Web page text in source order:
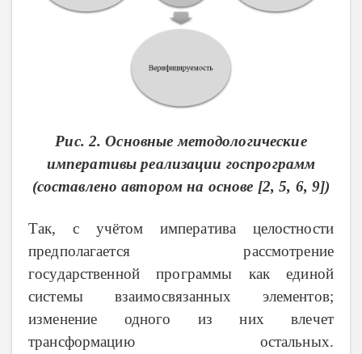
Рис. 2. Основные методологические
императивы реализации госпрограмм
(составлено автором на основе [2, 5, 6, 9])
Так, с учётом императива целостности
предполагается рассмотрение
государственной программы как единой
системы взаимосвязанных элементов;
изменение одного из них влечет
трансформацию остальных.